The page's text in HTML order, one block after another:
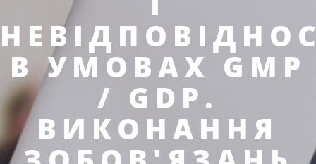
В УМОВАХ GMP
/ GDP.
ВИКОНАННЯ